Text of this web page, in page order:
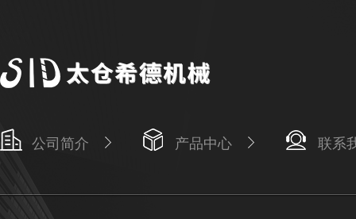
公司简介 产品中心 联系